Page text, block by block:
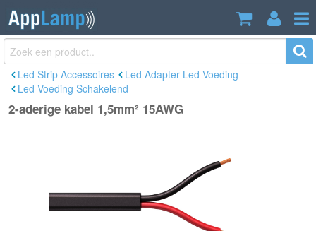
2-aderige kabel 1,5mm² 15AWG
€3,25
Led Strip Accessoires
Led Adapter Led Voeding
Led Voeding Schakelend
2-aderige kabel 1,5mm² 15AWG